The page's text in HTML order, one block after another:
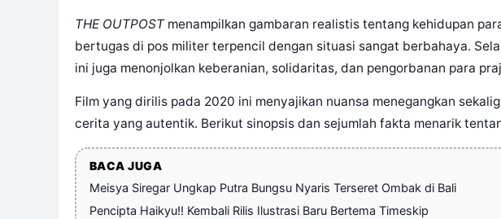
THE OUTPOSTmenampilkan gambaran realistis tentang kehidupan
bertugas di pos militer terpencil dengan situasi sangat berbahaya.
ini juga menonjolkan keberanian, solidaritas, dan pengorbanan para
Film yang dirilis pada 2020 ini menyajikan nuansa menegangkan
cerita yang autentik. Berikut sinopsis dan sejumlah fakta menarik
BACA JUGA
Meisya Siregar Ungkap Putra Bungsu Nyaris Terseret Ombak di Bali
Pencipta Haikyu!! Kembali Rilis Ilustrasi Baru Bertema Timeskip